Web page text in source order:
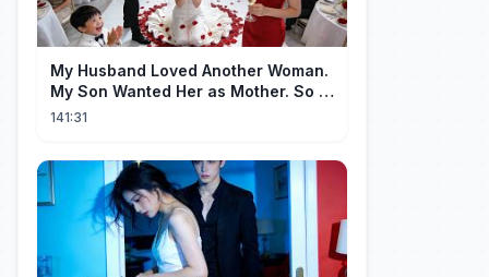
My Husband Loved Another Woman.
My Son Wanted Her as Mother. So I
Left Them Both to Find Myself.
141:31